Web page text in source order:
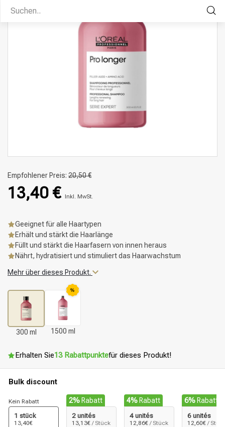
Empfohlener Preis: 20,50 €
13,40 € Inkl. MwSt.
Geeignet für alle Haartypen
Erhält und stärkt die Haarlänge
Füllt und stärkt die Haarfasern von innen heraus
Nährt, hydratisiert und stimuliert das Haarwachstum
Mehr über dieses Produkt.
300 ml
%
1500 ml
Erhalten Sie13 Rabattpunktefür dieses Produkt!
Bulk discount
Kein Rabatt
1 stück
13,40€
2% Rabatt
2 unités
13,13€ / Stück
4% Rabatt
4 unités
12,86€ / Stück
6% Rabatt
6 unités
12,60€ /